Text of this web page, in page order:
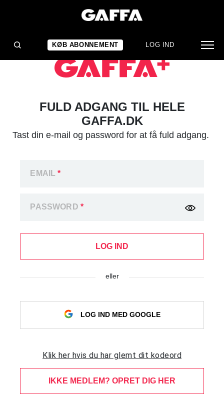
KØB ABONNEMENT LOG IND
FULD ADGANG TIL HELE
GAFFA.DK
Tast din e-mail og password for at få fuld adgang.
EMAIL*
PASSWORD *
LOG IND
eller
LOG IND MED GOOGLE
Klik her hvis du har glemt dit kodeord
IKKE MEDLEM? OPRET DIG HER